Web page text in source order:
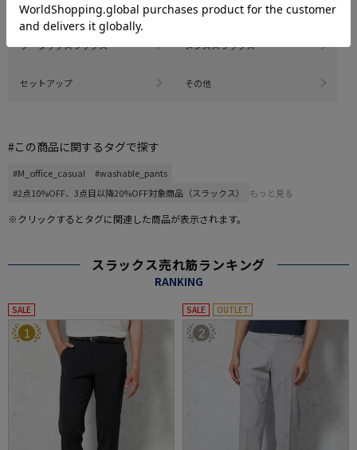
ノータックスラックス ワンタックスラックス
ツータックスラックス メンズスラックス
セットアップ その他
#この商品に関するタグで探す
#M_office_casual
#washable_pants
#2点10%OFF、3点目以降20%OFF対象商品（スラックス）
もっと見る
※クリックするとタグに関連した商品が表示されます。
スラックス売れ筋ランキング
RANKING
SALE
1
SALE OUTLET
2